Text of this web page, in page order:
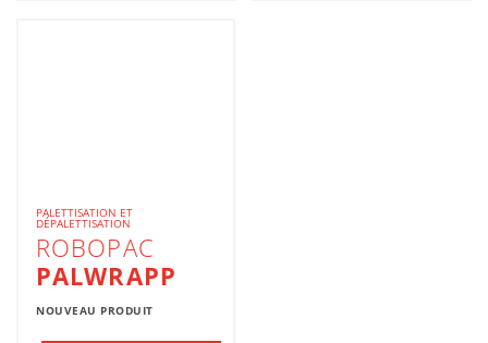
PALETTISATION ET
DÉPALETTISATION
ROBOPAC
PALWRAPP
NOUVEAU PRODUIT